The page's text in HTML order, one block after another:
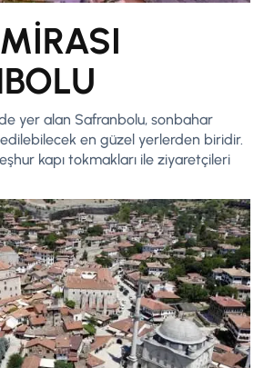
yer alan Safranbolu, sonbahar
en güzel yerlerden biridir.
kapı tokmakları ile ziyaretçileri